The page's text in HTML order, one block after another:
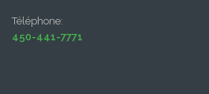
Téléphone:
450-441-7771